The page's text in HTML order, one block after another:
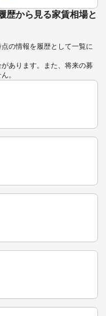
歴から見る家賃相場と
の情報を履歴として一覧に
あります。また、将来の募
。